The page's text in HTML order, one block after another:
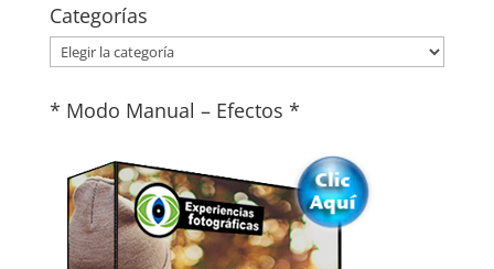
Categorías
Categorías
* Modo Manual – Efectos *